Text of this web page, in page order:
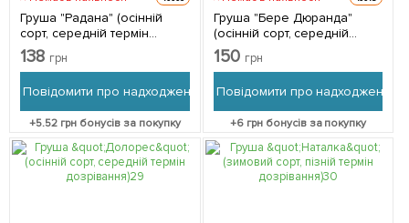
Груша "Радана" (осінній
сорт, середній термін
дозрівання) 1 саджанець в
упаковці
138 грн
Повідомити про надходження
+5.52 грн бонусів за покупку
Груша "Бере Дюранда"
(осінній сорт, середній
термін дозрівання) 1
саджанець в упаковці
150 грн
Повідомити про надходження
+6грн бонусів за покупку